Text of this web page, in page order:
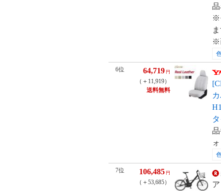
※
※
6位 64,719 円
（＋11,919）
送料無料
7位 106,485 円
（＋53,685）
ア